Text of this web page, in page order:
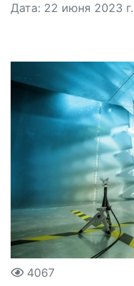
Дата: 22 июня 2023 г.
4067